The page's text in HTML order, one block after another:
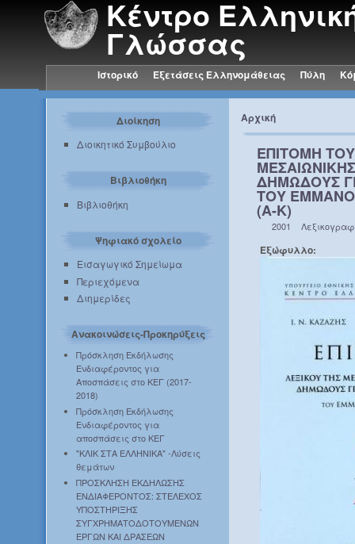
Κέντρο
Γλώσσας
Ιστορικό Εξετάσεις Ελληνομάθειας Πύλη
Διοίκηση
Διοικητικό Συμβούλιο
Βιβλιοθήκη
Βιβλιοθήκη
Ψηφιακό σχολείο
Εισαγωγικό Σημείωμα
Περιεχόμενα
Διημερίδες
Ανακοινώσεις-Προκηρύξεις
Πρόσκληση Εκδήλωσης
Ενδιαφέροντος για
Αποσπάσεις στο ΚΕΓ (2017-
2018)
Πρόσκληση Εκδήλωσης
Ενδιαφέροντος για
αποσπάσεις στο ΚΕΓ
"ΚΛΙΚ ΣΤΑ ΕΛΛΗΝΙΚΑ" -Λύσεις
θεμάτων
ΠΡΟΣΚΛΗΣΗ ΕΚΔΗΛΩΣΗΣ
ΕΝΔΙΑΦΕΡΟΝΤΟΣ: ΣΤΕΛΕΧΟΣ
ΥΠΟΣΤΗΡΙΞΗΣ
ΣΥΓΧΡΗΜΑΤΟΔΟΤΟΥΜΕΝΩΝ
ΕΡΓΩΝ ΚΑΙ ΔΡΑΣΕΩΝ
Αρχική
ΕΠΙΤΟΜΗ
ΔΗΜΩΔΟΥΣ
ΤΟΥ
(Α-Κ)
2001
Εξώφυλλο: